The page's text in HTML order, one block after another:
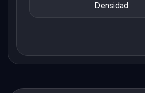
Densidad